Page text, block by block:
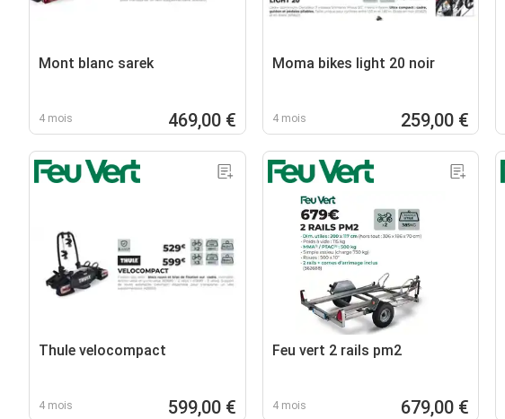
Mont blanc sarek
4 mois 469,00 €
Moma bikes light 20 noir
4 mois 259,00 €
Thule velocompact
4 mois 599,00 €
Feu vert 2 rails pm2
4 mois 679,00 €